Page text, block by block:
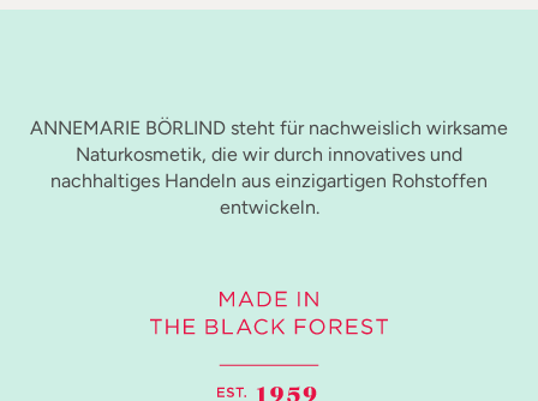
ANNEMARIE BÖRLIND steht für nachweislich wirksame
Naturkosmetik, die wir durch innovatives und
nachhaltiges Handeln aus einzigartigen Rohstoffen
entwickeln.